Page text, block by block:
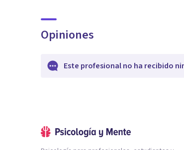
Opiniones
Este profesional no ha recibido